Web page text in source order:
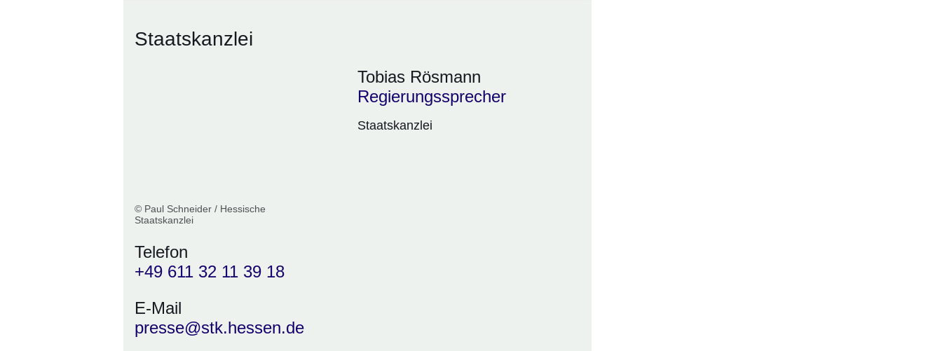
Staatskanzlei
© Paul Schneider / Hessische
Staatskanzlei
Tobias Rösmann
Regierungssprecher
Staatskanzlei
Telefon
+49 611 32 11 39 18
E-Mail
presse@stk.hessen.de